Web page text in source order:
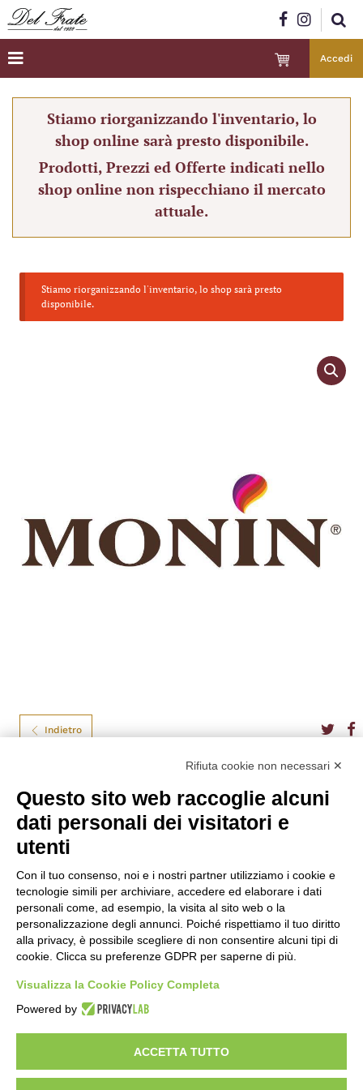
Accedi
Stiamo riorganizzando l'inventario, lo
shop online sarà presto disponibile.
Prodotti, Prezzi ed Offerte indicati nello
shop online non rispecchiano il mercato
attuale.
Stiamo riorganizzando l'inventario, lo shop sarà presto
disponibile.
Indietro
Monin
MELONE VERDE MONIN CL.70
Formato
70
Tipo
Liquori Esteri
Gradazione
20,00%
Nazione
Francia
€16,50
Vini Italiani ed Esteri, Distillati e Specialità Enogastromiche
Privacy policy & cookie policy Impostazioni Cookies Termini e condizioni
Rifiuta cookie non necessari ✕
Questo sito web raccoglie alcuni
dati personali dei visitatori e
utenti
Con il tuo consenso, noi e i nostri partner utilizziamo i cookie e
tecnologie simili per archiviare, accedere ed elaborare i dati
personali come, ad esempio, la visita al sito web o la
personalizzazione degli annunci. Poiché rispettiamo il tuo diritto
alla privacy, è possibile scegliere di non consentire alcuni tipi di
cookie. Clicca su preferenze GDPR per saperne di più.
Visualizza la Cookie Policy Completa
Powered by
ACCETTA TUTTO